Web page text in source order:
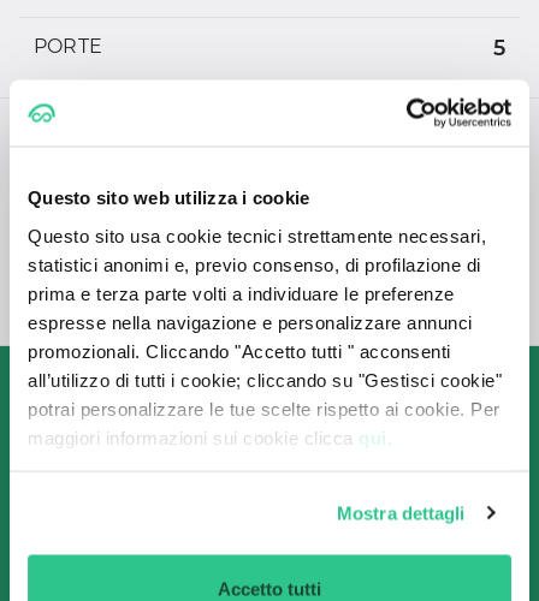
Questo sito web utilizza i cookie
Questo sito usa cookie tecnici strettamente necessari,
statistici anonimi e, previo consenso, di profilazione di
prima e terza parte volti a individuare le preferenze
espresse nella navigazione e personalizzare annunci
promozionali. Cliccando "Accetto tutti " acconsenti
all’utilizzo di tutti i cookie; cliccando su "Gestisci cookie"
potrai personalizzare le tue scelte rispetto ai cookie. Per
maggiori informazioni sui cookie clicca qui.
Mostra dettagli
Accetto tutti
PORTE 5
CONSUMO (L/100 Km)
EMISSIONI DI CO2
Come funziona
il Noleggio a Lungo Termine
di Noleggio, ti garantiamo sempre le offerte più
vantaggiose del mercato. Dovrai solo scegliere